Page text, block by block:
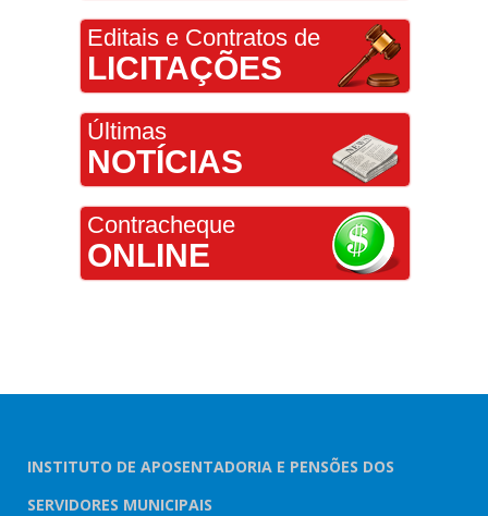
Editais e Contratos de
LICITAÇÕES
Últimas
NOTÍCIAS
Contracheque
ONLINE
INSTITUTO DE APOSENTADORIA E PENSÕES DOS
SERVIDORES MUNICIPAIS